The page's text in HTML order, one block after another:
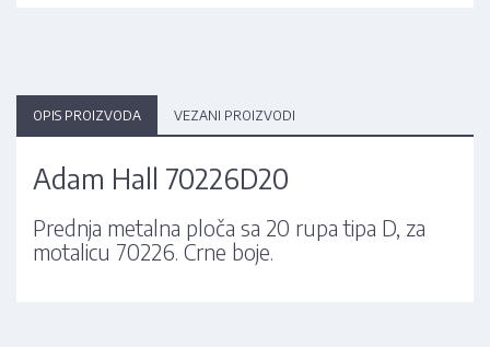
OPIS PROIZVODA VEZANI PROIZVODI
Adam Hall 70226D20
Prednja metalna ploča sa 20 rupa tipa D, za
motalicu 70226. Crne boje.